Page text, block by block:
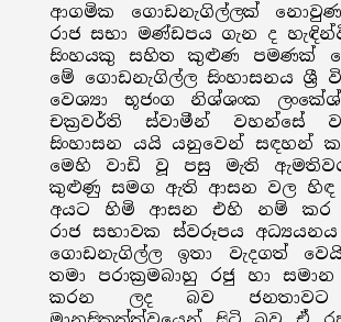
ආගමික ගොඩනැගිල්ලක්
රාජ සභා මණ්ඩපය ගැන ද
සිංහයකු සහිත කුළුණ පමණක්
මේ ගොඩනැගිල්ල සිංහාසනය ශ්‍රී
වෙශ්‍යා භූජංග නිශ්ශංක
චක්‍රවර්ති ස්වාමීන් වහන්සේ
සිංහාසන යයි යනුවෙන් සඳහන්
මෙහි වාඩි වූ පසු මැති
කුළුණු සමග ඇති ආසන වල හිඳ
අයට හිමි ආසන එහි නම් කර
රාජ සභාවක ස්වරූපය
ගොඩනැගිල්ල ඉතා වැදගත්
තමා පරාක්‍රමබාහු රජු හා සමාන
කරන ලද බව ජනතාවට